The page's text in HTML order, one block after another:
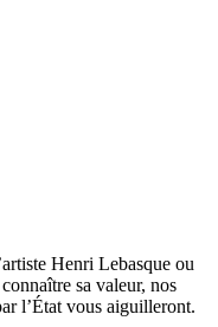
Henri Lebasque ou
sa valeur, nos
l’État vous aiguilleront.